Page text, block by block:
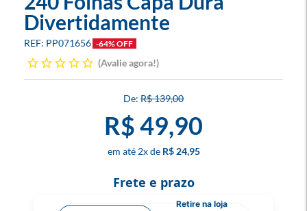
Divertidamente
PP071656 -64% OFF
Avalie agora!
R$ 139,00
R$ 49,90
2x R$ 24,95
Frete e prazo